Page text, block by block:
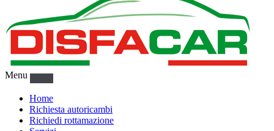
Menu
Home
Richiesta autoricambi
Richiedi rottamazione